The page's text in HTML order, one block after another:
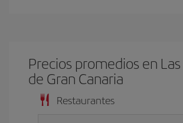
Precios promedios en
de Gran Canaria
Restaurantes